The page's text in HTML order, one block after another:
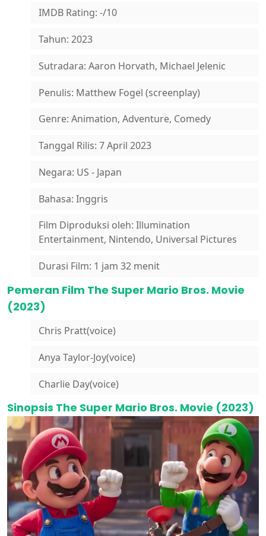
IMDB Rating: -/10
Tahun: 2023
Sutradara: Aaron Horvath, Michael Jelenic
Penulis: Matthew Fogel (screenplay)
Genre: Animation, Adventure, Comedy
Tanggal Rilis: 7 April 2023
Negara: US - Japan
Bahasa: Inggris
Film Diproduksi oleh: Illumination
Entertainment, Nintendo, Universal Pictures
Durasi Film: 1 jam 32 menit
Pemeran Film The Super Mario Bros. Movie
(2023)
Chris Pratt(voice)
Anya Taylor-Joy(voice)
Charlie Day(voice)
Sinopsis The Super Mario Bros. Movie (2023)